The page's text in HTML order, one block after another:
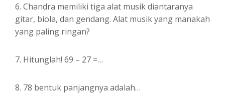
6. Chandra memiliki tiga alat musik diantaranya
gitar, biola, dan gendang. Alat musik yang manakah
yang paling ringan?
7. Hitunglah! 69 – 27 =…
8. 78 bentuk panjangnya adalah…